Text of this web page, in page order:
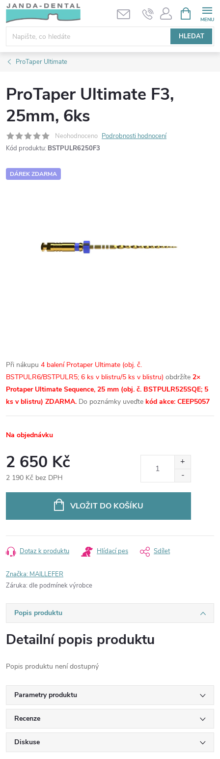
Přejít
obsah
HLEDAT
NÁKUPNÍ
KOŠÍK
ProTaper Ultimate
ProTaper Ultimate F3,
25mm, 6ks
Neohodnoceno Podrobnosti hodnocení
Kód produktu: BSTPULR6250F3
DÁREK ZDARMA
Při nákupu 4 balení Protaper Ultimate (obj. č.
BSTPULR6/BSTPULR5; 6 ks v blistru/5 ks v blistru) obdržíte 2×
Protaper Ultimate Sequence, 25 mm (obj. č. BSTPULR525SQE; 5
ks v blistru) ZDARMA. Do poznámky uveďte kód akce: CEEP5057
Na objednávku
2 650 Kč
2 190 Kč bez DPH
VLOŽIT DO KOŠÍKU
Dotaz k produktu Hlídací pes Sdílet
Značka: MAILLEFER
Záruka: dle podmínek výrobce
Popis produktu
Detailní popis produktu
Popis produktu není dostupný
Parametry produktu
Recenze
Diskuse